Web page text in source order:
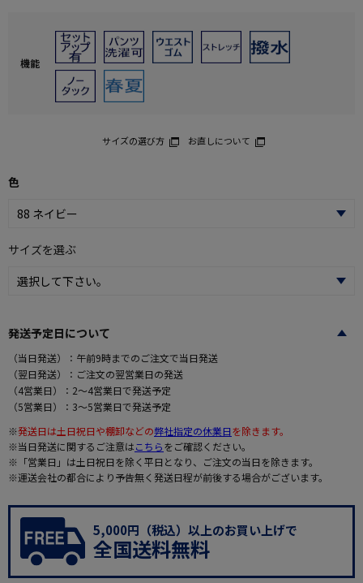
機能
サイズの選び方 お直しについて
色
サイズを選ぶ
発送予定日について
（当日発送）：午前9時までのご注文で当日発送
（翌日発送）：ご注文の翌営業日の発送
（4営業日）：2～4営業日で発送予定
（5営業日）：3～5営業日で発送予定
※発送日は土日祝日や棚卸などの弊社指定の休業日を除きます。
※当日発送に関するご注意はこちらをご確認ください。
※「営業日」は土日祝日を除く平日となり、ご注文の当日を除きます。
※運送会社の都合により予告無く発送日程が前後する場合がございます。
5,000円（税込）以上のお買い上げで
全国送料無料